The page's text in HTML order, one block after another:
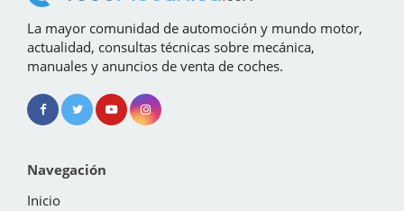
La mayor comunidad de automoción y mundo motor,
actualidad, consultas técnicas sobre mecánica,
manuales y anuncios de venta de coches.
Navegación
Inicio